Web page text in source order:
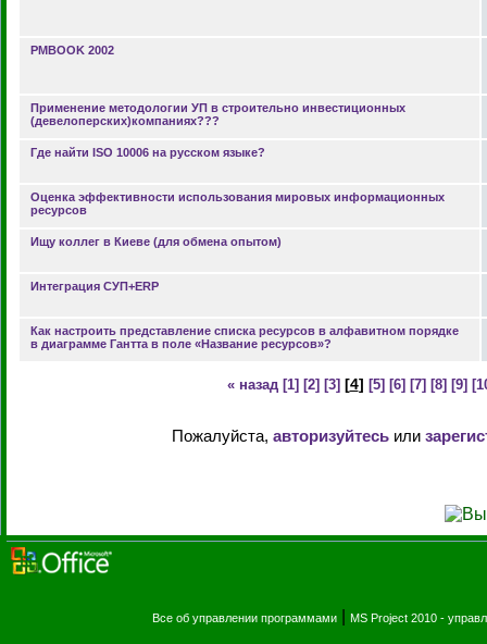
PMBOOK 2002
Применение методологии УП в строительно инвестиционных
(девелоперских)компаниях???
Где найти ISO 10006 на русском языке?
Оценка эффективности использования мировых информационных
ресурсов
Ищу коллег в Киеве (для обмена опытом)
Интеграция СУП+ERP
Как настроить представление списка ресурсов в алфавитном порядке
в диаграмме Гантта в поле «Название ресурсов»?
« назад [1] [2] [3] [4] [5] [6] [7] [8] [9]
Пожалуйста, авторизуйтесьили
Все об управлении программами MS Project 2010 -